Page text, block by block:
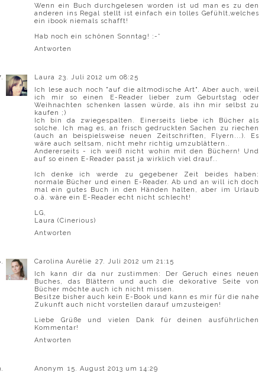
Wenn ein Buch durchgelesen worden ist ud man es zu den
anderen ins Regal stellt ist einfach ein tolles Gefühlt,welches
ein ibook niemals schafft!
Hab noch ein schönen Sonntag! :-*
Antworten
Laura 23. Juli 2012 um 08:25
Ich lese auch noch "auf die altmodische Art". Aber auch, weil
ich mir so einen E-Reader lieber zum Geburtstag oder
Weihnachten schenken lassen würde, als ihn mir selbst zu
kaufen ;)
Ich bin da zwiegespalten. Einerseits liebe ich Bücher als
solche. Ich mag es, an frisch gedruckten Sachen zu riechen
(auch an beispielsweise neuen Zeitschriften, Flyern...). Es
wäre auch seltsam, nicht mehr richtig umzublättern..
Andererseits - ich weiß nicht wohin mit den Büchern! Und
auf so einen E-Reader passt ja wirklich viel drauf..
Ich denke ich werde zu gegebener Zeit beides haben:
normale Bücher und einen E-Reader. Ab und an will ich doch
mal ein gutes Buch in den Händen halten, aber im Urlaub
o.ä. wäre ein E-Reader echt nicht schlecht!
LG,
Laura (Cinerious)
Antworten
Carolina Aurélie 27. Juli 2012 um 21:15
Ich kann dir da nur zustimmen: Der Geruch eines neuen
Buches, das Blättern und auch die dekorative Seite von
Bücher möchte auch ich nicht missen.
Besitze bisher auch kein E-Book und kann es mir für die nahe
Zukunft auch nicht vorstellen darauf umzusteigen!
Liebe Grüße und vielen Dank für deinen ausführlichen
Kommentar!
Antworten
Anonym
15. August 2013 um 14:29